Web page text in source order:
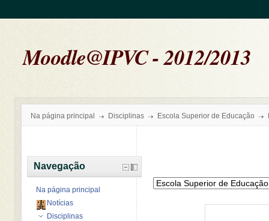
Moodle@IPVC - 2012/2013
Na página principal Disciplinas Escola Superior de Educação
Navegação
Na página principal
Notícias
Disciplinas